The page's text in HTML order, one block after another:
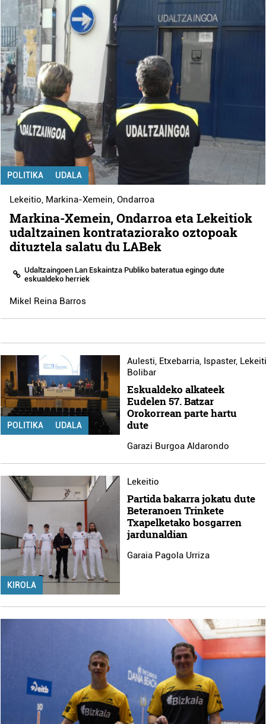
POLITIKA UDALA
Lekeitio, Markina-Xemein,Ondarroa
Markina-Xemein, Ondarroa eta Lekeitiok
udaltzainen kontrataziorako oztopoak
dituztela salatu du LABek
Udaltzaingoen Lan Eskaintza Publiko bateratua egingo dute
eskualdeko herriek
Mikel Reina Barros
POLITIKA UDALA
Aulesti, Etxebarria, Ispaster,
Bolibar
Eskualdeko alkateek
Eudelen 57. Batzar
Orokorrean parte hartu
dute
Garazi Burgoa Aldarondo
KIROLA
Lekeitio
Partida bakarra jokatu dute
Beteranoen Trinkete
Txapelketako bosgarren
jardunaldian
Garaia Pagola Urriza